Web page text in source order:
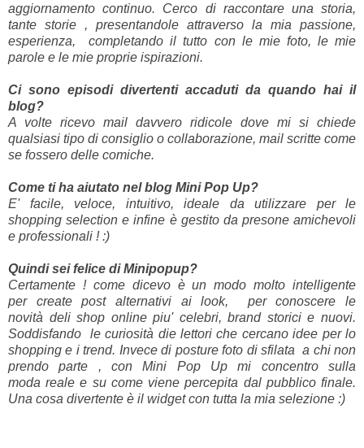
aggiornamento continuo. Cerco di raccontare una storia,
tante storie , presentandole attraverso la mia passione,
esperienza, completando il tutto con le mie foto, le mie
parole e le mie proprie ispirazioni.
Ci sono episodi divertenti accaduti da quando hai il
blog?
A volte ricevo mail davvero ridicole dove mi si chiede
qualsiasi tipo di consiglio o collaborazione, mail scritte come
se fossero delle comiche.
Come ti ha aiutato nel blog Mini Pop Up?
E' facile, veloce, intuitivo, ideale da utilizzare per le
shopping selection e infine è gestito da presone amichevoli
e professionali ! :)
Quindi sei felice di Minipopup?
Certamente ! come dicevo è un modo molto intelligente
per create post alternativi ai look, per conoscere le
novità deli shop online piu' celebri, brand storici e nuovi.
Soddisfando le curiosità die lettori che cercano idee per lo
shopping e i trend. Invece di posture foto di sfilata a chi non
prendo parte , con Mini Pop Up mi concentro sulla
moda reale e su come viene percepita dal pubblico finale.
Una cosa divertente è il widget con tutta la mia selezione :)